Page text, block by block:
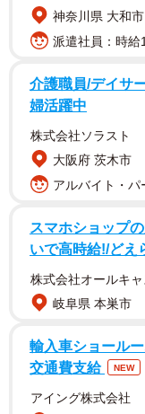
神奈川県 大和市
派遣社員：時給
介護職員/デイサ
婦活躍中
株式会社ソラスト
大阪府 茨木市
アルバイト・パ
スマホショップ
いで高時給!/どえ
株式会社オールキ
岐阜県 本巣市
輸入車ショール
交通費支給
NEW
アイング株式会社